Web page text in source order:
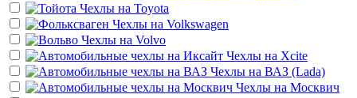
Чехлы на Toyota
Чехлы на Volkswagen
Чехлы на Volvo
Чехлы на Xcite
Чехлы на ВАЗ (Lada)
Чехлы на Москвич